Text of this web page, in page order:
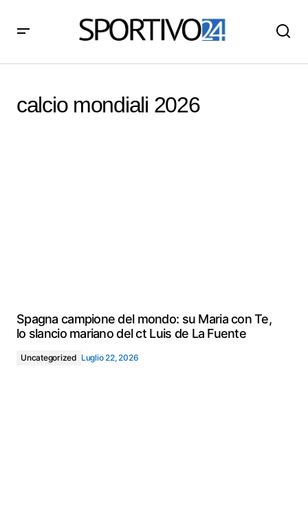
calcio mondiali 2026
Spagna campione del mondo: su Maria con Te,
lo slancio mariano del ct Luis de La Fuente
Uncategorized Luglio 22, 2026